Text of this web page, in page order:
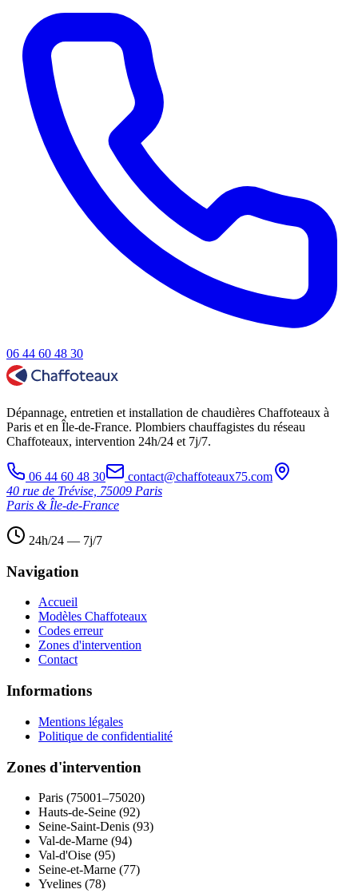
06 44 60 48 30
Dépannage, entretien et installation de chaudières Chaffoteaux à
Paris et en Île-de-France. Plombiers chauffagistes du réseau
Chaffoteaux, intervention 24h/24 et 7j/7.
06 44 60 48 30
contact@chaffoteaux75.com
40 rue de Trévise, 75009 Paris
Paris & Île-de-France
24h/24 — 7j/7
Navigation
Accueil
Modèles Chaffoteaux
Codes erreur
Zones d'intervention
Contact
Informations
Mentions légales
Politique de confidentialité
Zones d'intervention
Paris (75001–75020)
Hauts-de-Seine (92)
Seine-Saint-Denis (93)
Val-de-Marne (94)
Val-d'Oise (95)
Seine-et-Marne (77)
Yvelines (78)